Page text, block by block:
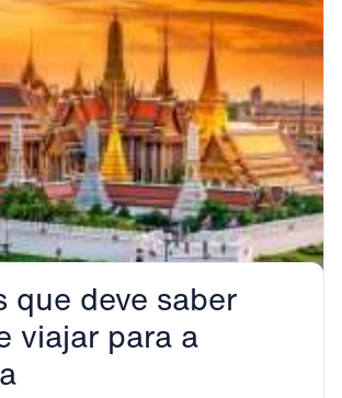
que deve saber
viajar para a